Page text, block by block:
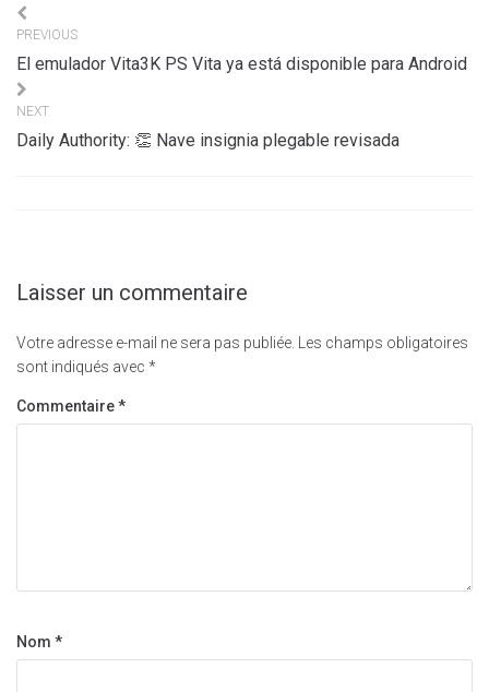
Navigation
de
l’article
PREVIOUS
El emulador Vita3K PS Vita ya está disponible para Android
NEXT
Daily Authority: 👏 Nave insignia plegable revisada
Laisser un commentaire
Votre adresse e-mail ne sera pas publiée.
Les champs obligatoires
sont indiqués avec *
Commentaire*
Nom *